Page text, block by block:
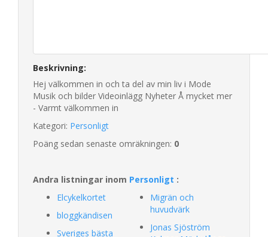
Beskrivning:
Hej välkommen in och ta del av min liv i Mode
Musik och bilder Videoinlägg Nyheter Å mycket mer
- Varmt välkommen in
Kategori: Personligt
Poäng sedan senaste omräkningen: 0
Andra listningar inom Personligt :
Elcykelkortet
bloggkändisen
Sveriges bästa
Migrän och
huvudvärk
Jonas Sjöström